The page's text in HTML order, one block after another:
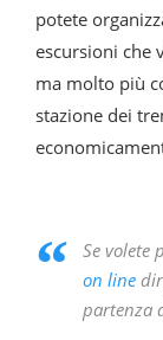
potete
escursioni che
ma molto più
stazione dei
Se volete
on line
partenza